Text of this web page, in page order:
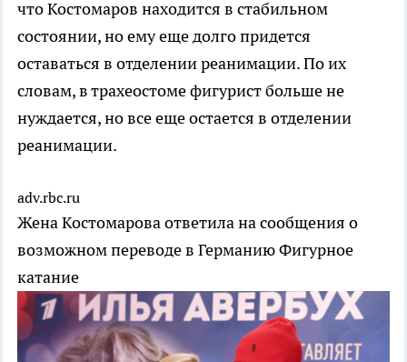
что Костомаров находится в стабильном
состоянии, но ему еще долго придется
оставаться в отделении реанимации. По их
словам, в трахеостоме фигурист больше не
нуждается, но все еще остается в отделении
реанимации.
adv.rbc.ru
Жена Костомарова ответила на сообщения о
возможном переводе в ГерманиюФигурное
катание